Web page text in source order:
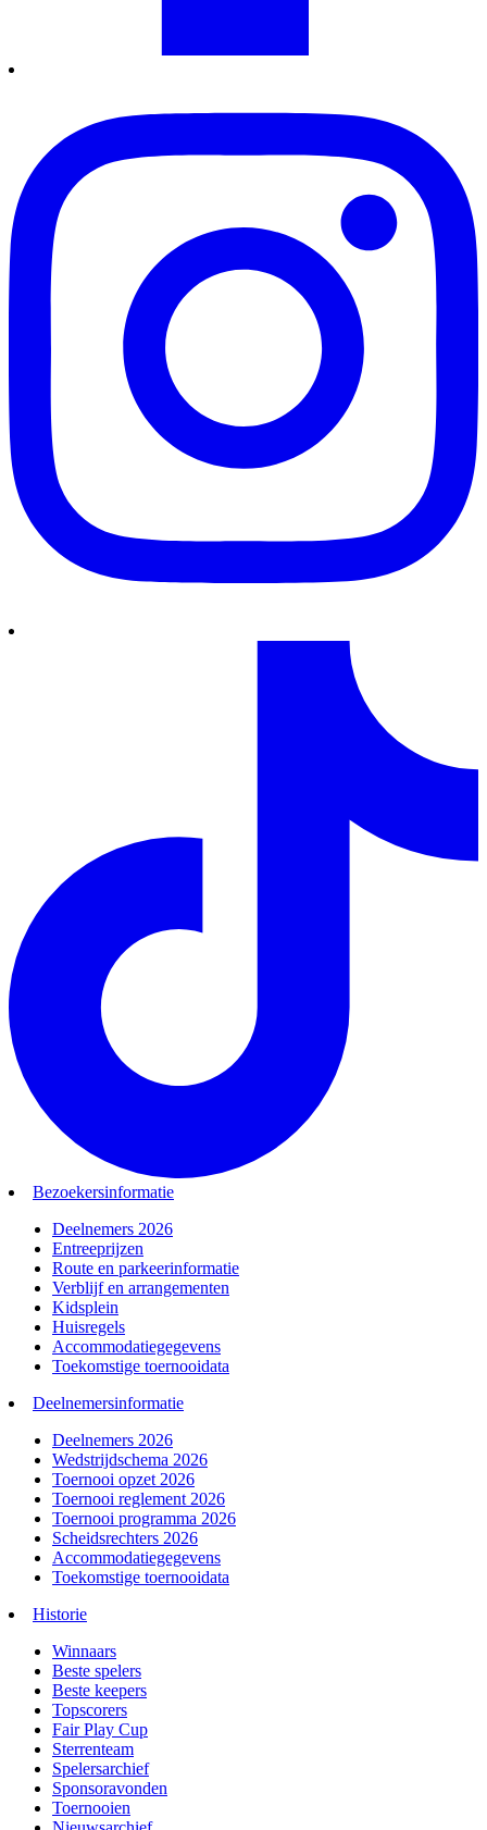
Bezoekersinformatie
Deelnemers 2026
Entreeprijzen
Route en parkeerinformatie
Verblijf en arrangementen
Kidsplein
Huisregels
Accommodatiegegevens
Toekomstige toernooidata
Deelnemersinformatie
Deelnemers 2026
Wedstrijdschema 2026
Toernooi opzet 2026
Toernooi reglement 2026
Toernooi programma 2026
Scheidsrechters 2026
Accommodatiegegevens
Toekomstige toernooidata
Historie
Winnaars
Beste spelers
Beste keepers
Topscorers
Fair Play Cup
Sterrenteam
Spelersarchief
Sponsoravonden
Toernooien